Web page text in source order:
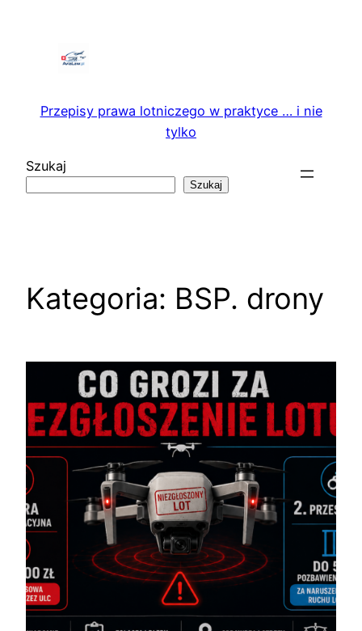
Przepisy prawa lotniczego w praktyce … i nie
tylko
Szukaj
Szukaj
Kategoria: BSP. drony